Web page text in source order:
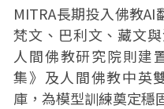
MITRA長期投入佛教
梵文、巴利文、藏文
人間佛教研究院則建
集》及人間佛教中英
庫，為模型訓練奠定穩